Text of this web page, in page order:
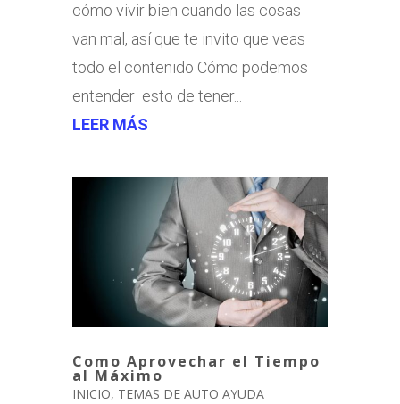
cómo vivir bien cuando las cosas
van mal, así que te invito que veas
todo el contenido Cómo podemos
entender esto de tener...
LEER MÁS
Como Aprovechar el Tiempo
al Máximo
INICIO, TEMAS DE AUTO AYUDA